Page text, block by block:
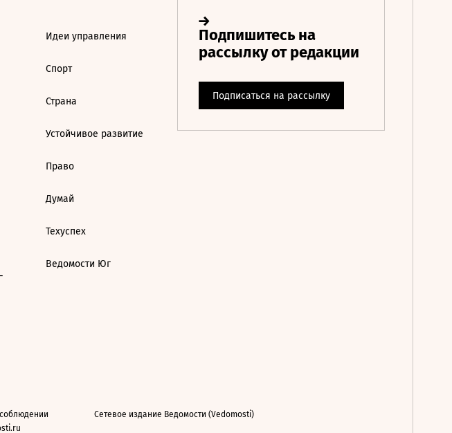
Идеи управления
Спорт
Страна
Устойчивое развитие
Право
Думай
Техуспех
Ведомости Юг
Сетевое издание Ведомости (Vedomosti)